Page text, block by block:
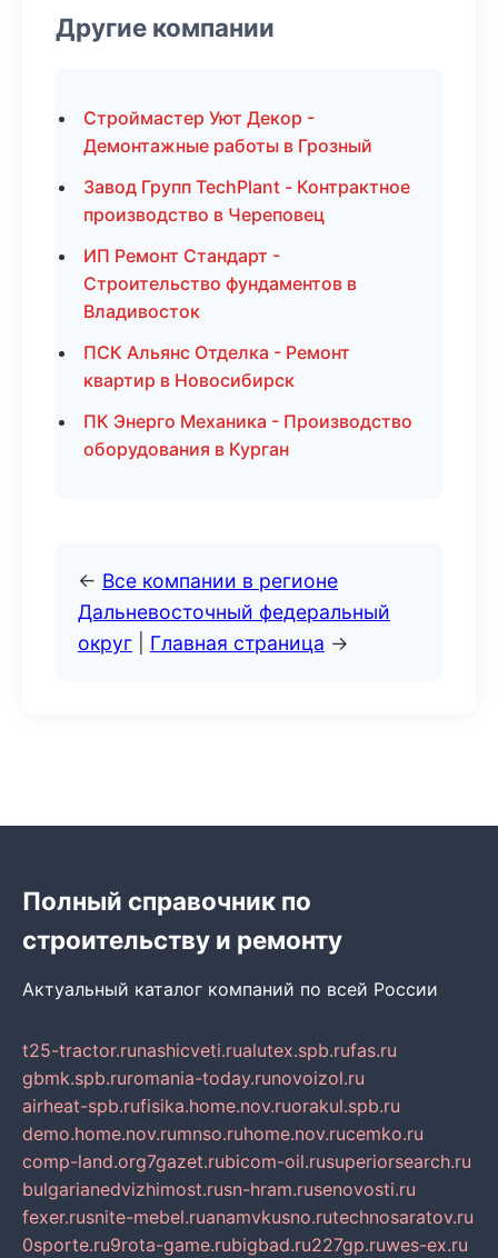
Другие компании
Строймастер Уют Декор -
Демонтажные работы в Грозный
Завод Групп TechPlant - Контрактное
производство в Череповец
ИП Ремонт Стандарт -
Строительство фундаментов в
Владивосток
ПСК Альянс Отделка - Ремонт
квартир в Новосибирск
ПК Энерго Механика - Производство
оборудования в Курган
← Все компании в регионе
Дальневосточный федеральный
округ
Главная страница →
Полный справочник по
строительству и ремонту
Актуальный каталог компаний по всей России
t25-tractor.runashicveti.rualutex.spb.rufas.ru
gbmk.spb.ruromania-today.runovoizol.ru
airheat-spb.rufisika.home.nov.ruorakul.spb.ru
demo.home.nov.rumnso.ruhome.nov.rucemko.ru
comp-land.org7gazet.rubicom-oil.rusuperiorsearch.ru
bulgarianedvizhimost.rusn-hram.rusenovosti.ru
fexer.rusnite-mebel.ruanamvkusno.rutechnosaratov.ru
0sporte.ru9rota-game.rubigbad.ru227gp.ruwes-ex.ru